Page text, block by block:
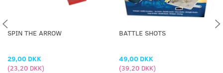
SPIN THE ARROW
29,00 DKK
(23,20 DKK)
BATTLE SHOTS
49,00 DKK
(39,20 DKK)